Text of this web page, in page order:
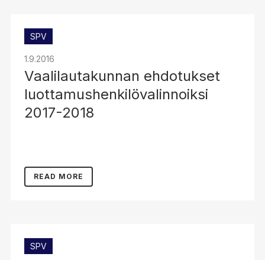
SPV
1.9.2016
Vaalilautakunnan ehdotukset
luottamushenkilövalinnoiksi
2017-2018
READ MORE
SPV